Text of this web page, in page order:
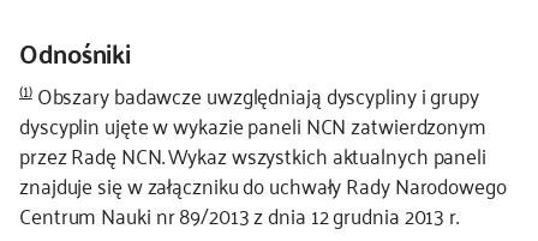
Odnośniki
(1)Obszary badawcze uwzględniają dyscypliny i grupy
dyscyplin ujęte w wykazie paneli NCN zatwierdzonym
przez Radę NCN. Wykaz wszystkich aktualnych paneli
znajduje się w załączniku do uchwały Rady Narodowego
Centrum Nauki nr 89/2013 z dnia 12 grudnia 2013 r.